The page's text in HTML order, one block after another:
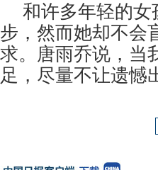
和许多年轻的
步，然而她却不会
求。唐雨乔说，当
足，尽量不让遗憾